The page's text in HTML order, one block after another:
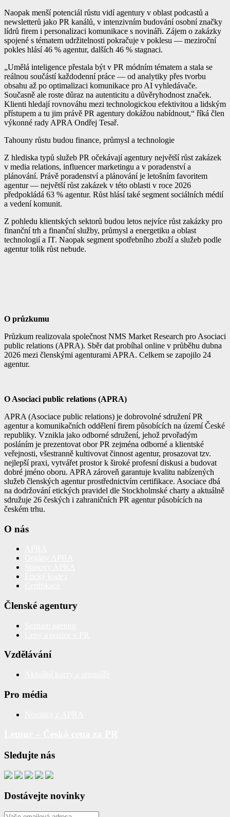
Naopak menší potenciál růstu vidí agentury v oblast podcastů a
newsletterů jako PR kanálů, v intenzivním budování osobní značky
lídrů firem i personalizaci komunikace s novináři. Zájem o zakázky
spojené s tématem udržitelnosti pokračuje v poklesu — meziroční
pokles hlásí 46 % agentur, dalších 46 % stagnaci.
„Umělá inteligence přestala být v PR módním tématem a stala se
reálnou součástí každodenní práce — od analytiky přes tvorbu
obsahu až po optimalizaci komunikace pro AI vyhledávače.
Současně ale roste důraz na autenticitu a důvěryhodnost značek.
Klienti hledají rovnováhu mezi technologickou efektivitou a lidským
přístupem a tu jim právě PR agentury dokážou nabídnout,“ říká člen
výkonné rady APRA Ondřej Tesař.
Tahouny růstu budou finance, průmysl a technologie
Z hlediska typů služeb PR očekávají agentury největší růst zakázek
v media relations, influencer marketingu a v poradenství a
plánování. Právě poradenství a plánování je letošním favoritem
agentur — největší růst zakázek v této oblasti v roce 2026
předpokládá 63 % agentur. Růst hlásí také segment sociálních médií
a vedení komunit.
Z pohledu klientských sektorů budou letos nejvíce růst zakázky pro
finanční trh a finanční služby, průmysl a energetiku a oblast
technologií a IT. Naopak segment spotřebního zboží a služeb podle
agentur tolik růst nebude.
O průzkumu
Průzkum realizovala společnost NMS Market Research pro Asociaci
public relations (APRA). Sběr dat probíhal online v průběhu dubna
2026 mezi členskými agenturami APRA. Celkem se zapojilo 24
agentur.
O Asociaci public relations (APRA)
APRA (Asociace public relations) je dobrovolné sdružení PR
agentur a komunikačních oddělení firem působících na území České
republiky. Vznikla jako odborné sdružení, jehož prvořadým
posláním je prezentovat obor PR zejména odborné a klientské
veřejnosti, všestranně kultivovat činnost agentur, prosazovat tzv.
nejlepší praxi, vytvářet prostor k široké profesní diskusi a budovat
dobré jméno oboru. APRA zároveň garantuje kvalitu nabízených
služeb členských agentur prostřednictvím certifikace. Asociace dbá
na dodržování etických pravidel dle Stockholmské charty a aktuálně
sdružuje 26 českých i zahraničních PR agentur působících na
českém trhu.
O nás
Členské agentury
Vzdělávání
Pro média
Sledujte nás
Dostávejte novinky